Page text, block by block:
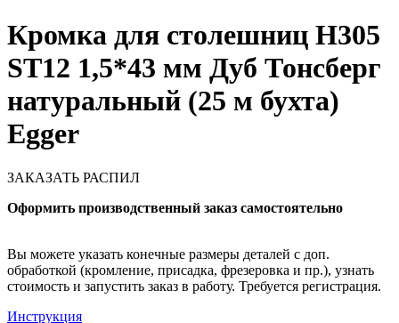
Кромка для столешниц H305
ST12 1,5*43 мм Дуб Тонсберг
натуральный (25 м бухта)
Egger
ЗАКАЗАТЬ РАСПИЛ
Оформить производственный заказ самостоятельно
Вы можете указать конечные размеры деталей с доп.
обработкой (кромление, присадка, фрезеровка и пр.), узнать
стоимость и запустить заказ в работу. Требуется регистрация.
Инструкция